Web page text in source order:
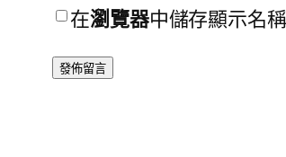
在瀏覽器中儲存顯示名